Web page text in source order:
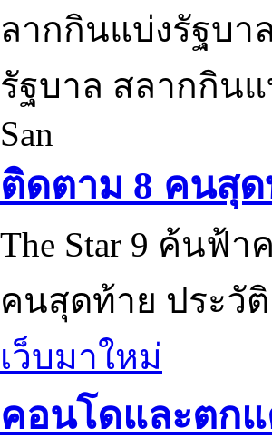
ลากกินแบ่งรัฐบา
รัฐบาล สลากกิน
San
ติดตาม 8 คนสุด
The Star 9 ค้นฟ้
คนสุดท้าย ประวั
เว็บมาใหม่
คอนโดและตก